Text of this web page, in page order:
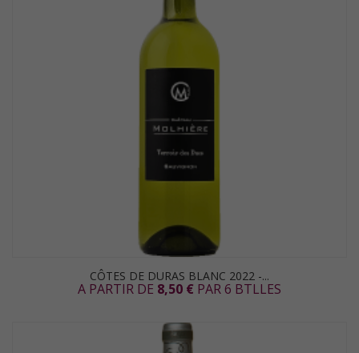
CÔTES DE DURAS BLANC 2022 -...
A PARTIR DE 8,50 € PAR 6 BTLLES